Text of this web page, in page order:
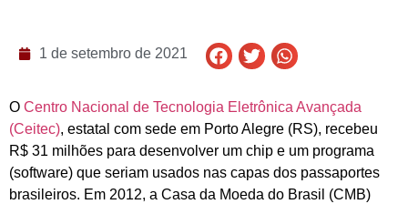
1 de setembro de 2021
O Centro Nacional de Tecnologia Eletrônica Avançada
(Ceitec), estatal com sede em Porto Alegre (RS), recebeu
R$ 31 milhões para desenvolver um chip e um programa
(software) que seriam usados nas capas dos passaportes
brasileiros. Em 2012, a Casa da Moeda do Brasil (CMB)